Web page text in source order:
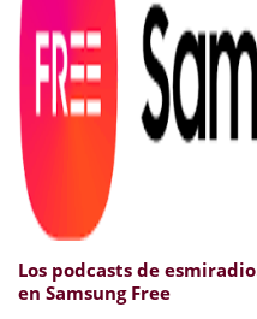
Los podcasts de
en Samsung Free